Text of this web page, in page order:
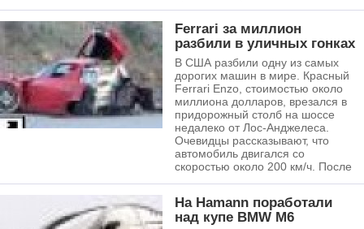
Ferrari за миллион
разбили в уличных гонках
В США разбили одну из самых
дорогих машин в мире. Красный
Ferrari Enzo, стоимостью около
миллиона долларов, врезался в
придорожный столб на шоссе
недалеко от Лос-Анджелеса.
Очевидцы рассказывают, что
автомобиль двигался со
скоростью около 200 км/ч. После
На Hamann поработали
над купе BMW M6